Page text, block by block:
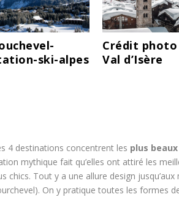
ski-alpes
Crédit photo
Val d’Isère
4 destinations concentrent les plus
mythique fait qu’elles ont attiré les
chics. Tout y a une allure design
On y pratique toutes les formes